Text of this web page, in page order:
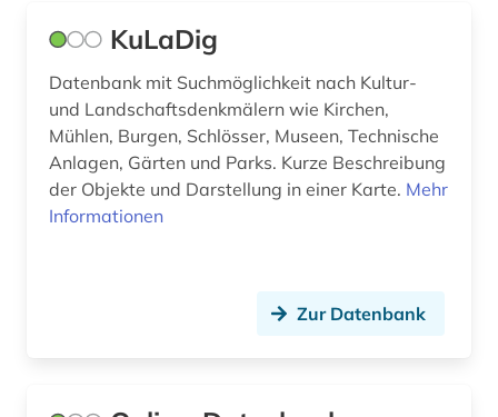
bat-wert (1)
bau (1)
bau- und raumordnungsgesetz 1998 (1)
bauabrechnung (1)
KuLaDig
Datenbank mit Suchmöglichkeit nach Kultur-
und Landschaftsdenkmälern wie Kirchen,
Mühlen, Burgen, Schlösser, Museen, Technische
Anlagen, Gärten und Parks. Kurze Beschreibung
der Objekte und Darstellung in einer Karte. Mehr
Informationen
Zur Datenbank